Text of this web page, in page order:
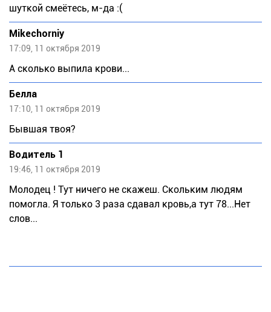
шуткой смеётесь, м-да :(
Mikechorniy
17:09, 11 октября 2019
А сколько выпила крови...
Белла
17:10, 11 октября 2019
Бывшая твоя?
Водитель 1
19:46, 11 октября 2019
Молодец ! Тут ничего не скажеш. Скольким людям
помогла. Я только 3 раза сдавал кровь,а тут 78...Нет
слов...